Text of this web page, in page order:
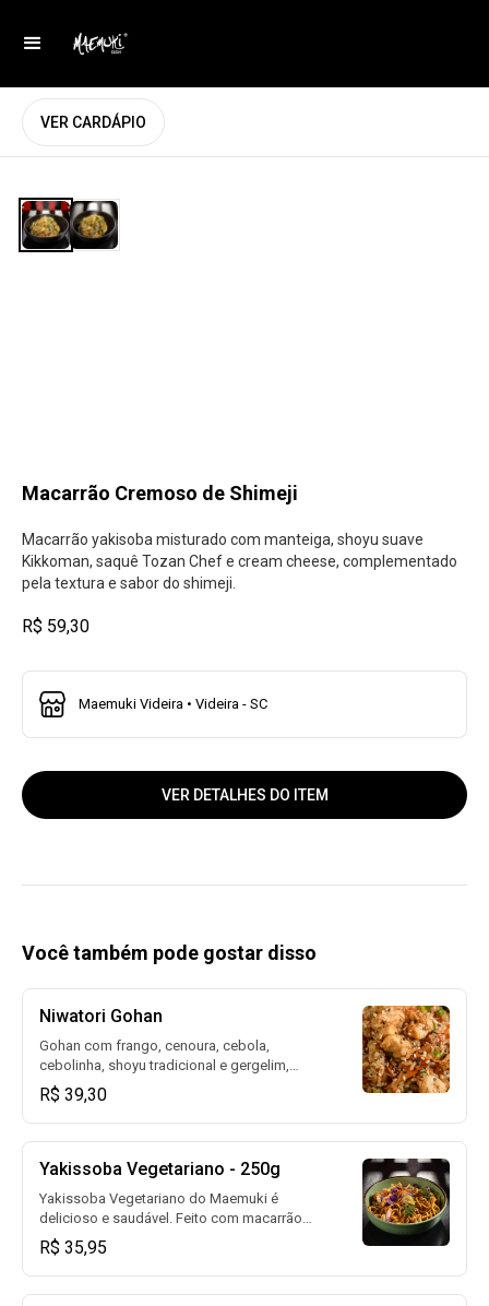
VER CARDÁPIO
Macarrão Cremoso de Shimeji
Macarrão yakisoba misturado com manteiga, shoyu suave
Kikkoman, saquê Tozan Chef e cream cheese, complementado
pela textura e sabor do shimeji.
R$ 59,30
Maemuki Videira • Videira - SC
VER DETALHES DO ITEM
Você também pode gostar disso
Niwatori Gohan
Gohan com frango, cenoura, cebola,
cebolinha, shoyu tradicional e gergelim,
trazendo um sabor suave.
R$ 39,30
Yakissoba Vegetariano - 250g
Yakissoba Vegetariano do Maemuki é
delicioso e saudável. Feito com macarrão
cozido e frito, coberto com nosso molho
especial, legumes frescos como cenoura,
pimentão, brócolis, cogumelos, cebolinha e
castanhas de caju crocantes.
R$ 35,95